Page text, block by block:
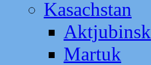
Kasachstan
Aktjubinsk
Martuk